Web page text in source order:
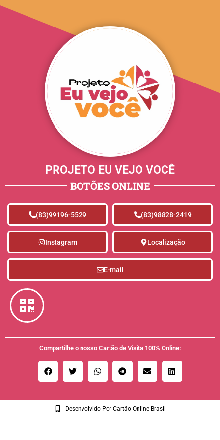
PROJETO EU VEJO VOCÊ
BOTÕES ONLINE
(83)99196-5529 (83)98828-2419
Instagram Localização
E-mail
Compartilhe o nosso Cartão de Visita 100% Online:
Desenvolvido Por Cartão Online Brasil